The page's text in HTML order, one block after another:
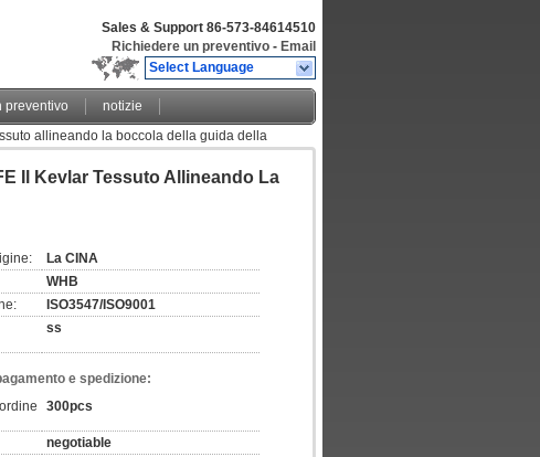
Sales & Support 86-573-84614510
Richiedere un preventivo - Email
Select Language
preventivo
notizie
allineando la boccola della guida della
Il Kevlar Tessuto Allineando La
La CINA
WHB
ISO3547/ISO9001
ss
e spedizione:
300pcs
negotiable